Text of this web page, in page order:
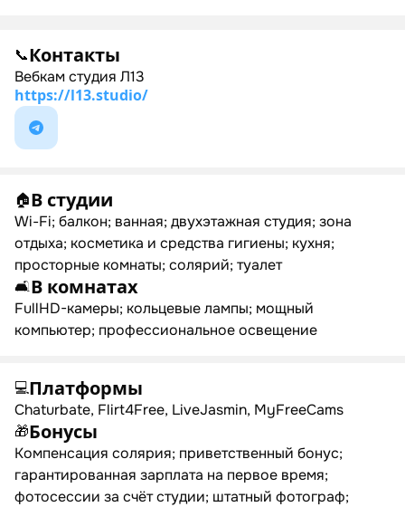
📞Контакты
Вебкам студия Л13
https://l13.studio/
🏠В студии
Wi-Fi; балкон; ванная; двухэтажная студия; зона
отдыха; косметика и средства гигиены; кухня;
просторные комнаты; солярий; туалет
🛋В комнатах
FullHD-камеры; кольцевые лампы; мощный
компьютер; профессиональное освещение
💻Платформы
Chaturbate, Flirt4Free, LiveJasmin, MyFreeCams
🎁Бонусы
Компенсация солярия; приветственный бонус;
гарантированная зарплата на первое время;
фотосессии за счёт студии; штатный фотограф;